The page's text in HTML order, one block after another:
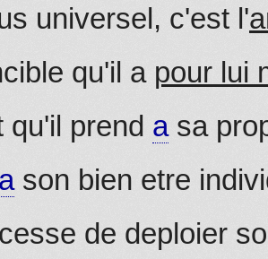
universel, c'est l'
qu'il a pour lui
qu'il prend asa
ason bien etre
de deploier